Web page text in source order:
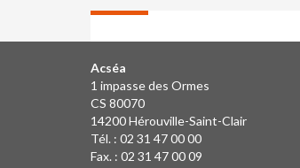
Acséa
1 impasse des Ormes
CS 80070
14200 Hérouville-Saint-Clair
Tél. : 02 31 47 00 00
Fax. : 02 31 47 00 09